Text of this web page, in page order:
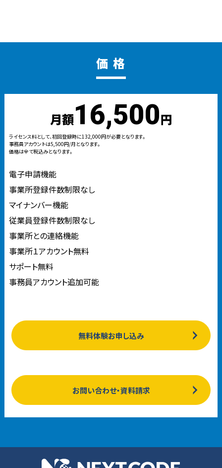
価 格
月額16,500円
ライセンス料として、初回登録時に132,000円が必要となります。
事務員アカウントは5,500円/月となります。
価格は全て税込みとなります。
電子申請機能
事業所登録件数制限なし
マイナンバー機能
従業員登録件数制限なし
事業所との連絡機能
事業所１アカウント無料
サポート無料
事務員アカウント追加可能
無料体験お申し込み
お問い合わせ・資料請求